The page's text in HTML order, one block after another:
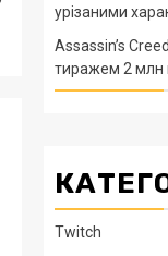
урізаними
Assassin’s
тиражем 2 млн
Twitch